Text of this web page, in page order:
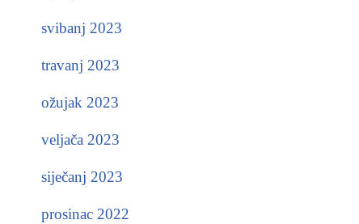
svibanj 2023
travanj 2023
ožujak 2023
veljača 2023
siječanj 2023
prosinac 2022